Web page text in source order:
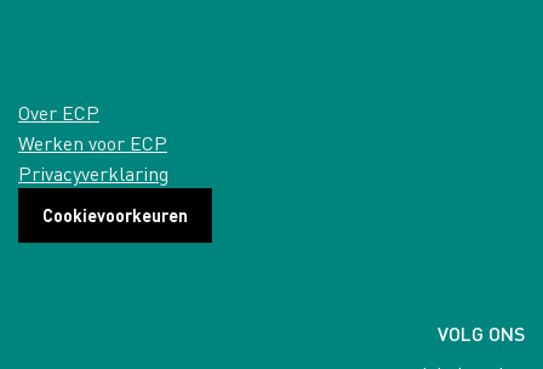
Over ECP
Werken voor ECP
Privacyverklaring
Cookievoorkeuren
VOLG ONS